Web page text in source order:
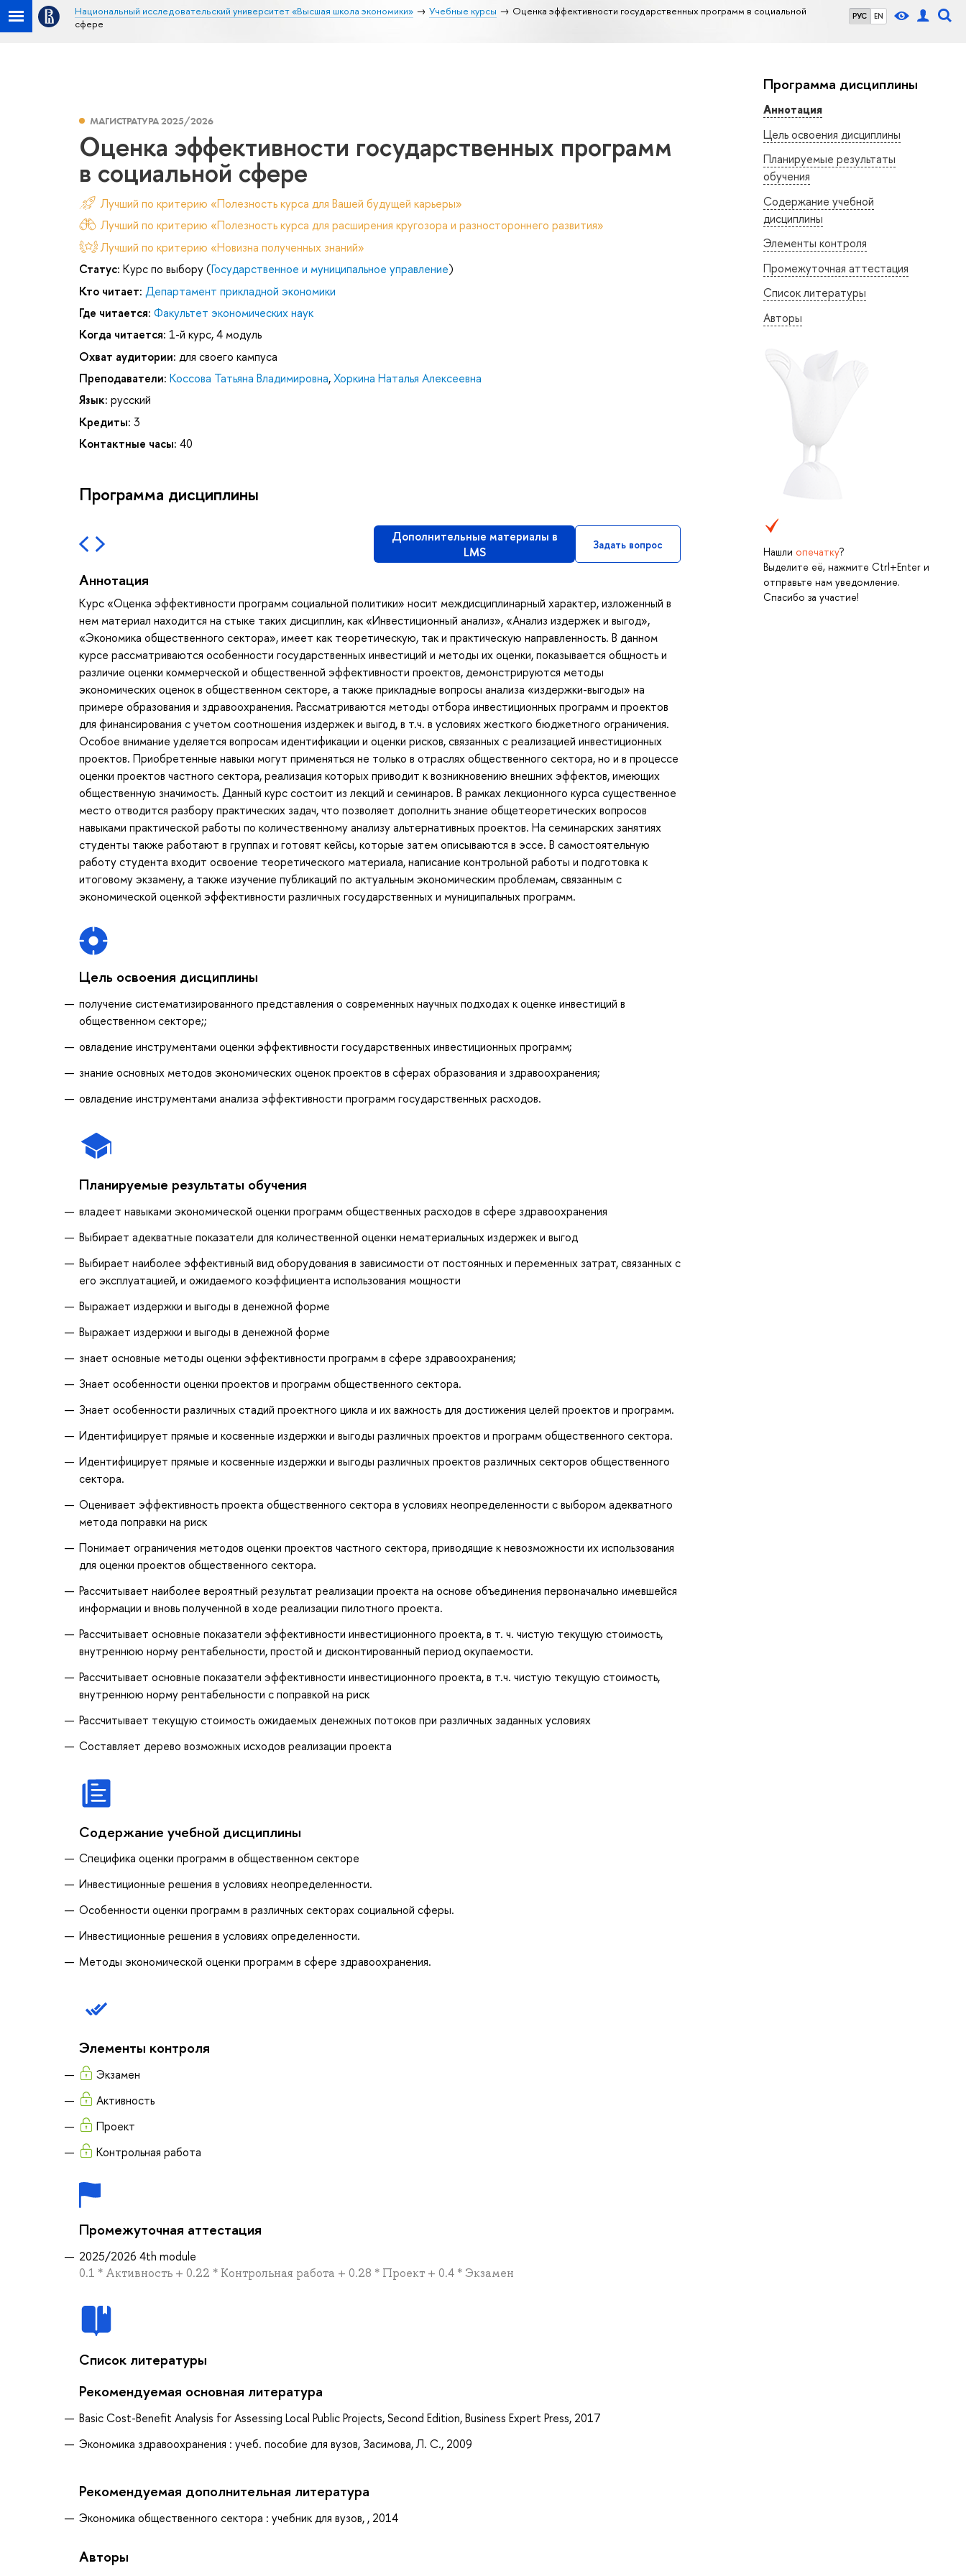
РУС EN
Национальный исследовательский университет «Высшая школа экономики» Учебные курсы
Оценка эффективности государственных программ в социальной
сфере
Программа дисциплины
Аннотация
Цель освоения дисциплины
Планируемые результаты
обучения
Содержание учебной
дисциплины
Элементы контроля
Промежуточная аттестация
Список литературы
Авторы
Нашли опечатку?
Выделите её, нажмите Ctrl+Enter и
отправьте нам уведомление.
Спасибо за участие!
МАГИСТРАТУРА 2025/2026
Оценка эффективности государственных программ
в социальной сфере
Лучший по критерию «Полезность курса для Вашей будущей карьеры»
Лучший по критерию «Полезность курса для расширения кругозора и разностороннего развития»
Лучший по критерию «Новизна полученных знаний»
Статус: Курс по выбору (Государственное и муниципальное управление)
Кто читает: Департамент прикладной экономики
Где читается: Факультет экономических наук
Когда читается: 1-й курс, 4 модуль
Охват аудитории: для своего кампуса
Преподаватели: Коссова Татьяна Владимировна,Хоркина Наталья Алексеевна
Язык: русский
Кредиты: 3
Контактные часы: 40
Программа дисциплины
Дополнительные материалы в
LMS
Задать вопрос
Аннотация
Курс «Оценка эффективности программ социальной политики» носит междисциплинарный характер, изложенный в
нем материал находится на стыке таких дисциплин, как «Инвестиционный анализ», «Анализ издержек и выгод»,
«Экономика общественного сектора», имеет как теоретическую, так и практическую направленность. В данном
курсе рассматриваются особенности государственных инвестиций и методы их оценки, показывается общность и
различие оценки коммерческой и общественной эффективности проектов, демонстрируются методы
экономических оценок в общественном секторе, а также прикладные вопросы анализа «издержки-выгоды» на
примере образования и здравоохранения. Рассматриваются методы отбора инвестиционных программ и проектов
для финансирования с учетом соотношения издержек и выгод, в т.ч. в условиях жесткого бюджетного ограничения.
Особое внимание уделяется вопросам идентификации и оценки рисков, связанных с реализацией инвестиционных
проектов. Приобретенные навыки могут применяться не только в отраслях общественного сектора, но и в процессе
оценки проектов частного сектора, реализация которых приводит к возникновению внешних эффектов, имеющих
общественную значимость. Данный курс состоит из лекций и семинаров. В рамках лекционного курса существенное
место отводится разбору практических задач, что позволяет дополнить знание общетеоретических вопросов
навыками практической работы по количественному анализу альтернативных проектов. На семинарских занятиях
студенты также работают в группах и готовят кейсы, которые затем описываются в эссе. В самостоятельную
работу студента входит освоение теоретического материала, написание контрольной работы и подготовка к
итоговому экзамену, а также изучение публикаций по актуальным экономическим проблемам, связанным с
экономической оценкой эффективности различных государственных и муниципальных программ.
Цель освоения дисциплины
получение систематизированного представления о современных научных подходах к оценке инвестиций в
общественном секторе;;
овладение инструментами оценки эффективности государственных инвестиционных программ;
знание основных методов экономических оценок проектов в сферах образования и здравоохранения;
овладение инструментами анализа эффективности программ государственных расходов.
Планируемые результаты обучения
владеет навыками экономической оценки программ общественных расходов в сфере здравоохранения
Выбирает адекватные показатели для количественной оценки нематериальных издержек и выгод
Выбирает наиболее эффективный вид оборудования в зависимости от постоянных и переменных затрат, связанных с
его эксплуатацией, и ожидаемого коэффициента использования мощности
Выражает издержки и выгоды в денежной форме
Выражает издержки и выгоды в денежной форме
знает основные методы оценки эффективности программ в сфере здравоохранения;
Знает особенности оценки проектов и программ общественного сектора.
Знает особенности различных стадий проектного цикла и их важность для достижения целей проектов и программ.
Идентифицирует прямые и косвенные издержки и выгоды различных проектов и программ общественного сектора.
Идентифицирует прямые и косвенные издержки и выгоды различных проектов различных секторов общественного
сектора.
Оценивает эффективность проекта общественного сектора в условиях неопределенности с выбором адекватного
метода поправки на риск
Понимает ограничения методов оценки проектов частного сектора, приводящие к невозможности их использования
для оценки проектов общественного сектора.
Рассчитывает наиболее вероятный результат реализации проекта на основе объединения первоначально имевшейся
информации и вновь полученной в ходе реализации пилотного проекта.
Рассчитывает основные показатели эффективности инвестиционного проекта, в т. ч. чистую текущую стоимость,
внутреннюю норму рентабельности, простой и дисконтированный период окупаемости.
Рассчитывает основные показатели эффективности инвестиционного проекта, в т.ч. чистую текущую стоимость,
внутреннюю норму рентабельности с поправкой на риск
Рассчитывает текущую стоимость ожидаемых денежных потоков при различных заданных условиях
Составляет дерево возможных исходов реализации проекта
Содержание учебной дисциплины
Специфика оценки программ в общественном секторе
Инвестиционные решения в условиях неопределенности.
Особенности оценки программ в различных секторах социальной сферы.
Инвестиционные решения в условиях определенности.
Методы экономической оценки программ в сфере здравоохранения.
Элементы контроля
Экзамен
Активность
Проект
Контрольная работа
Промежуточная аттестация
2025/2026 4th module
0.1 * Активность + 0.22 * Контрольная работа + 0.28 * Проект + 0.4 * Экзамен
Список литературы
Рекомендуемая основная литература
Basic Cost-Benefit Analysis for Assessing Local Public Projects, Second Edition, Business Expert Press, 2017
Экономика здравоохранения : учеб. пособие для вузов, Засимова, Л. С., 2009
Рекомендуемая дополнительная литература
Экономика общественного сектора : учебник для вузов, , 2014
Авторы